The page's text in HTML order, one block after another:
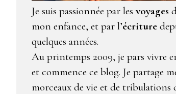
Je suis passionnée par les voyages
mon enfance, et par l’écriture
quelques années.
Au printemps 2009, je pars vivre
et commence ce blog. Je partage
morceaux de vie et de tribulations